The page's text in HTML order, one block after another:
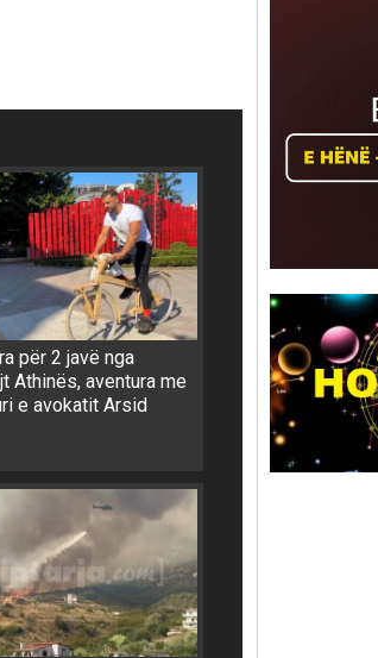
për 2 javë nga
Athinës, aventura me
e avokatit Arsid